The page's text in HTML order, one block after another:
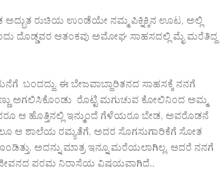
ಅದ್ಭುತ ರುಚಿಯ ಉಂಡೆಯೇ ನಮ್ಮ ಪಿಕ್ನಿಕ್ಕಿನ ಊಟ, ಅಲ್ಲಿ
ದೊಡ್ಡವರ ಆತಂಕವು ಅಮೋಘ ಸಾಹಸದಲ್ಲಿ ಮೈ ಮರೆತಿದ್ದ
ಈ ಬೇಜವಾಬ್ದಾರಿತನದ ಸಾಹಸಕ್ಕೆ ನನಗೆ
ಅಗಲಿಸಿಕೊಂಡು ರೊಟ್ಟಿ ಮಗುಚುವ ಕೋಲಿನಿಂದ ಅಮ್ಮ
ಆ ಹೊತ್ತಿನಲ್ಲಿ ಇನ್ಮುಂದೆ ಗೆಳೆಯರೂ ಬೇಡ, ಅವರೊಡನೆ
ಆ ಶಾಲೆಯ ರಮ್ಯತೆಗೆ, ಅದರ ಸೊಗಸುಗಾರಿಕೆಗೆ ಸೋತ
ಅದನ್ನು ಮಾತ್ರ ಇನ್ನೂ ಮರೆಯಲಾಗಿಲ್ಲ. ಆದರೆ ನನಗೆ
ಜೀವನದ ಪರಮ ನಿರಾಸೆಯ ವಿಷಯವಾಗಿದೆ..